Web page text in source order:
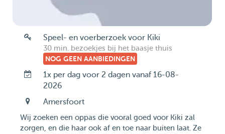
Speel- en voerberzoek voor Kiki
30 min. bezoekjes bij het baasje thuis
NOG GEEN AANBIEDINGEN
1x per dag voor 2 dagen vanaf 16-08-
2026
Amersfoort
Wij zoeken een oppas die vooral goed voor Kiki zal
zorgen, en die haar ook af en toe naar buiten laat. Ze